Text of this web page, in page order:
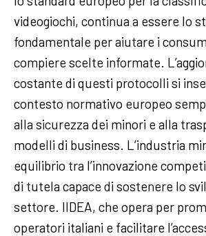
videogiochi, continua a essere lo
fondamentale per aiutare i
compiere scelte informate.
costante di questi protocolli si
contesto normativo europeo
alla sicurezza dei minori e alla
modelli di business. L’industria
equilibrio tra l’innovazione
di tutela capace di sostenere lo
settore. IIDEA, che opera per
operatori italiani e facilitare